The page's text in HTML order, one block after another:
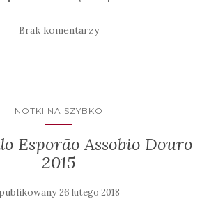
Brak komentarzy
NOTKI NA SZYBKO
Esporão Assobio Douro
2015
26 lutego 2018